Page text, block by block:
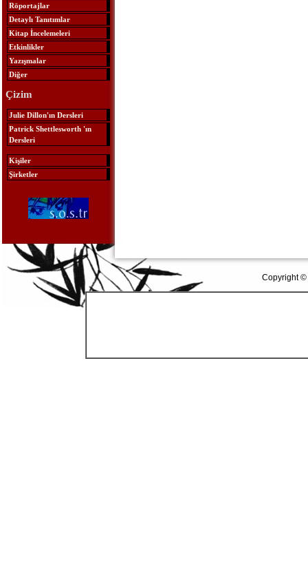
Röportajlar
Detaylı Tanıtımlar
Kitap İncelemeleri
Etkinlikler
Yazışmalar
Diğer
Çizim
Julie Dillon'ın Dersleri
Patrick Shettlesworth 'ın
Dersleri
Kişiler
Şirketler
Copyright ©